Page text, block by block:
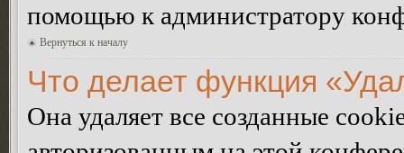
помощью к администратору
Вернуться к началу
Что делает функция
Она удаляет все созданные